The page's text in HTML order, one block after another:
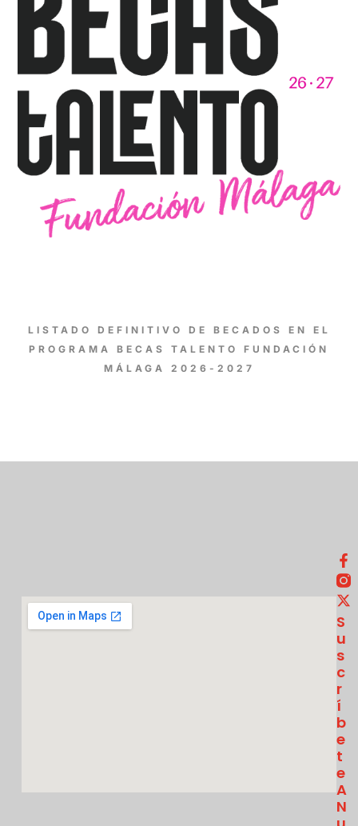
LISTADO DEFINITIVO DE BECADOS EN EL
PROGRAMA BECAS TALENTO FUNDACIÓN
MÁLAGA 2026-2027
S
U
S
C
R
Í
B
E
T
E
A
N